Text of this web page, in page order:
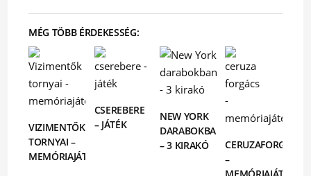
MÉG TÖBB ÉRDEKESSÉG:
VIZIMENTŐK
TORNYAI –
MEMÓRIAJÁTÉK
CSEREBERE
– JÁTÉK
NEW YORK
DARABOKBAN
– 3 KIRAKÓ
CERUZAFORGÁCS
–